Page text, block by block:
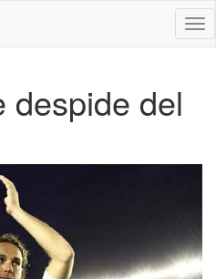
despide del